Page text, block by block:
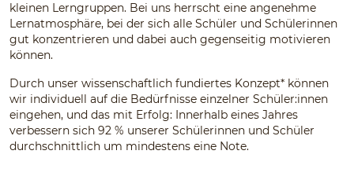
kleinen Lerngruppen. Bei uns herrscht eine angenehme
Lernatmosphäre, bei der sich alle Schüler und Schülerinnen
gut konzentrieren und dabei auch gegenseitig motivieren
können.
Durch unser wissenschaftlich fundiertes Konzept* können
wir individuell auf die Bedürfnisse einzelner Schüler:innen
eingehen, und das mit Erfolg: Innerhalb eines Jahres
verbessern sich 92 % unserer Schülerinnen und Schüler
durchschnittlich um mindestens eine Note.